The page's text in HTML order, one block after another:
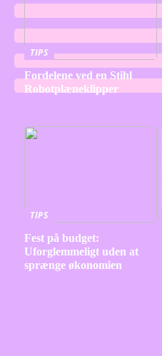
TIPS
Fordelene ved en Stihl
Robotplæneklipper
TIPS
Fest på budget:
Uforglemmeligt uden at
sprænge økonomien